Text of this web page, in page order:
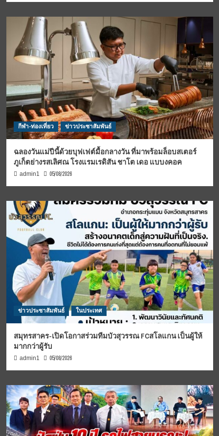
กีฬา-ท่องเที่ยว ข่าวประชาสัมพันธ์
ฉลองวันแม่ปีนี้ด้วยบุฟเฟต์มื้อกลางวัน ที่มาพร้อมล็อบสเตอร์
ภูเก็ตย่างรสเลิศณ โรงแรมเรดิสัน ชาโต เดอ แบบงคอค
admin1 05/08/2026
ข่าวประชาสัมพันธ์ ในประเทศ
สมุทรสาคร-เปิดโอกาสร่วมทีมบัวสุวรรณ FCสโลแกน เป็นผู้ให้
มากกว่าผู้รับ
admin1 05/08/2026